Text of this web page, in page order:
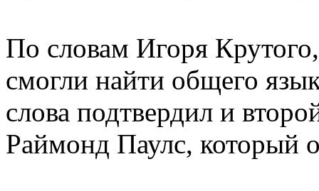
По словам Игоря
смогли найти общего
слова подтвердил и
Раймонд Паулс, который